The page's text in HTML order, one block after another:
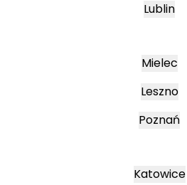
Lublin
Mielec
Leszno
Poznań
Katowice